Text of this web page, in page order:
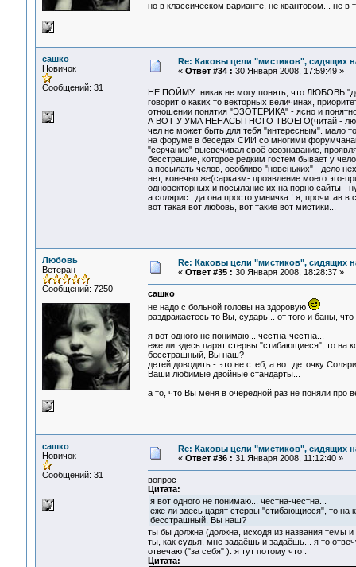
но в классическом варианте, не квантовом... не в
сашко
Новичок
Сообщений: 31
Re: Каковы цели "мистиков", сидящих
« Ответ #34 : 30 Января 2008, 17:59:49 »
НЕ ПОЙМУ...никак не могу понять, что ЛЮБОВЬ
говорит о каких то векторных величинах,
отношении понятия "ЭЗОТЕРИКА" - ясно и
А ВОТ У УМА НЕНАСЫТНОГО ТВОЕГО(читай -
чел не может быть для тебя "интересным". мало
на форуме в беседах СИИ со многими
"серчание" высвечивал своё осознавание,
бесстрашие, которое редким гостем бывает у
а посылать челов, особливо "новеньких" - дело
нет, конечно же(сарказм- проявление моего эго-
одновекторных и посылание их на порно сайты -
а солярис...да она просто умничка ! я,
вот такая вот любовь, вот такие вот мистики...
Любовь
Ветеран
Сообщений: 7250
Re: Каковы цели "мистиков", сидящих
« Ответ #35 : 30 Января 2008, 18:28:37 »
сашко
не надо с больной головы на здоровую
раздражаетесь то Вы, сударь... от того и баны,
я вот одного не понимаю... честна-честна...
еже ли здесь царят стервы "стибающиеся", то на
бесстрашный, Вы наш?
детей доводить - это не стеб, а вот деточку
Ваши любимые двойные стандарты...
а то, что Вы меня в очередной раз не поняли про
сашко
Новичок
Сообщений: 31
Re: Каковы цели "мистиков", сидящих
« Ответ #36 : 31 Января 2008, 11:12:40 »
вопрос
Цитата:
я вот одного не понимаю... честна-честна...
еже ли здесь царят стервы "стибающиеся", то на
бесстрашный, Вы наш?
ты бы должна (должна, исходя из названия темы
ты, как судья, мне задаёшь и задаёшь... я то
отвечаю ("за себя" ): я тут потому что :
Цитата: